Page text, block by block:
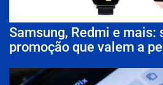
Samsung, Redmi e
promoção que valem a